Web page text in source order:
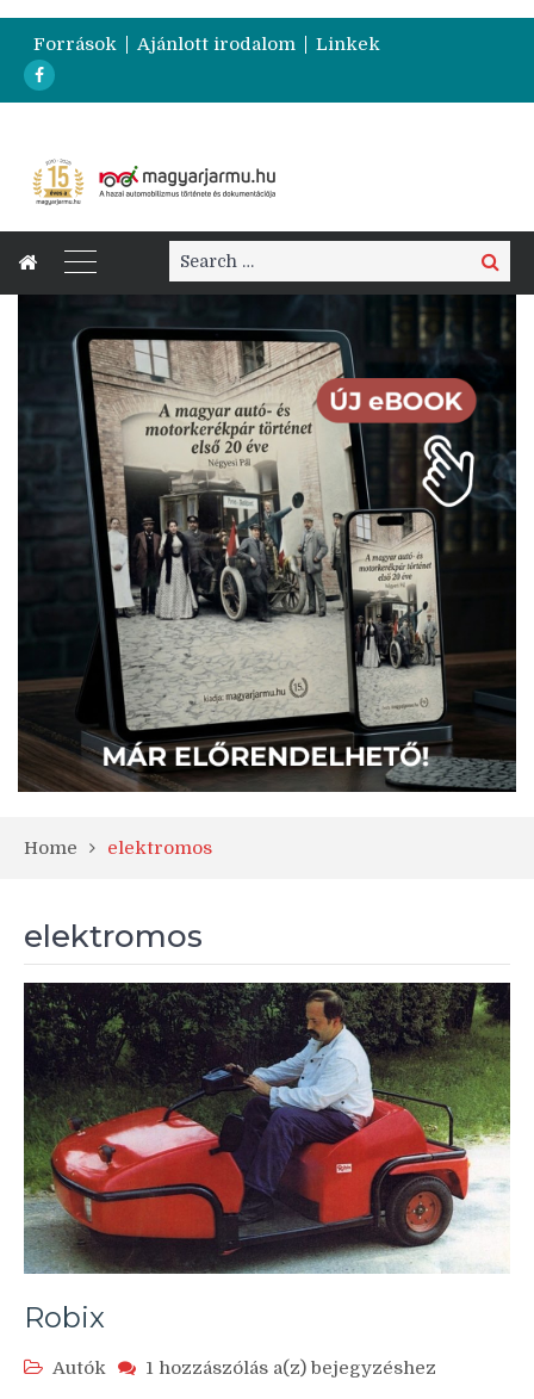
Források Ajánlott irodalom Linkek
Search
for:
Search
Home elektromos
elektromos
Robix
Autók 1 hozzászólás a(z)Robix
bejegyzéshez